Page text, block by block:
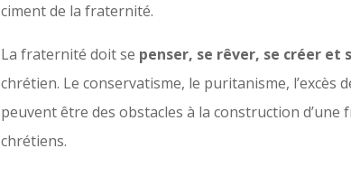
ciment de la fraternité.
La fraternité doit se penser, se rêver, se créer et
chrétien. Le conservatisme, le puritanisme,
peuvent être des obstacles à la construction
chrétiens.